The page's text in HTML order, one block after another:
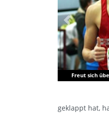
Freut sich
Previous
geklappt hat,